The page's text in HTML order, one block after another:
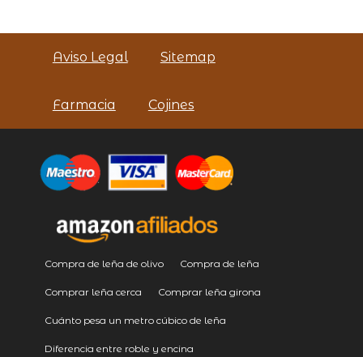
Aviso Legal Sitemap
Farmacia Cojines
Compra de leña de olivo Compra de leña
Comprar leña cerca Comprar leña girona
Cuánto pesa un metro cúbico de leña
Diferencia entre roble y encina